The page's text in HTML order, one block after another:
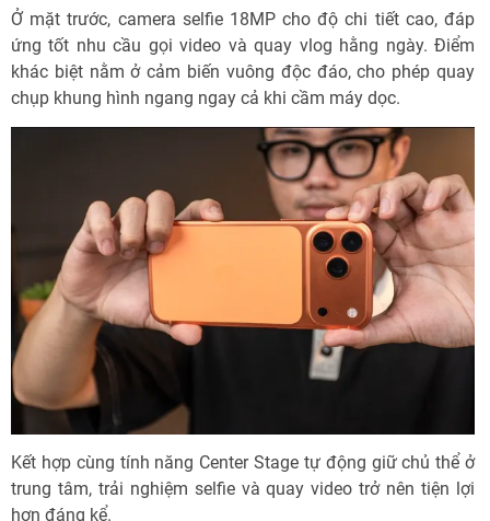
Ở mặt trước, camera selfie 18MP cho độ chi tiết cao, đáp
ứng tốt nhu cầu gọi video và quay vlog hằng ngày. Điểm
khác biệt nằm ở cảm biến vuông độc đáo, cho phép quay
chụp khung hình ngang ngay cả khi cầm máy dọc.
Kết hợp cùng tính năng Center Stage tự động giữ chủ thể ở
trung tâm, trải nghiệm selfie và quay video trở nên tiện lợi
hơn đáng kể.